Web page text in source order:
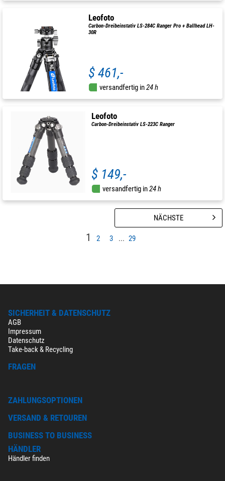
Leofoto
Carbon-Dreibeinstativ LS-284C Ranger Pro + Ballhead LH-
30R
$ 461,-
versandfertig in24 h
Leofoto
Carbon-Dreibeinstativ LS-223C Ranger
$ 149,-
versandfertig in24 h
1 2 3 ... 29
NÄCHSTE
SICHERHEIT & DATENSCHUTZ
AGB
Impressum
Datenschutz
Take-back & Recycling
FRAGEN
ZAHLUNGSOPTIONEN
VERSAND & RETOUREN
BUSINESS TO BUSINESS
HÄNDLER
Händler finden